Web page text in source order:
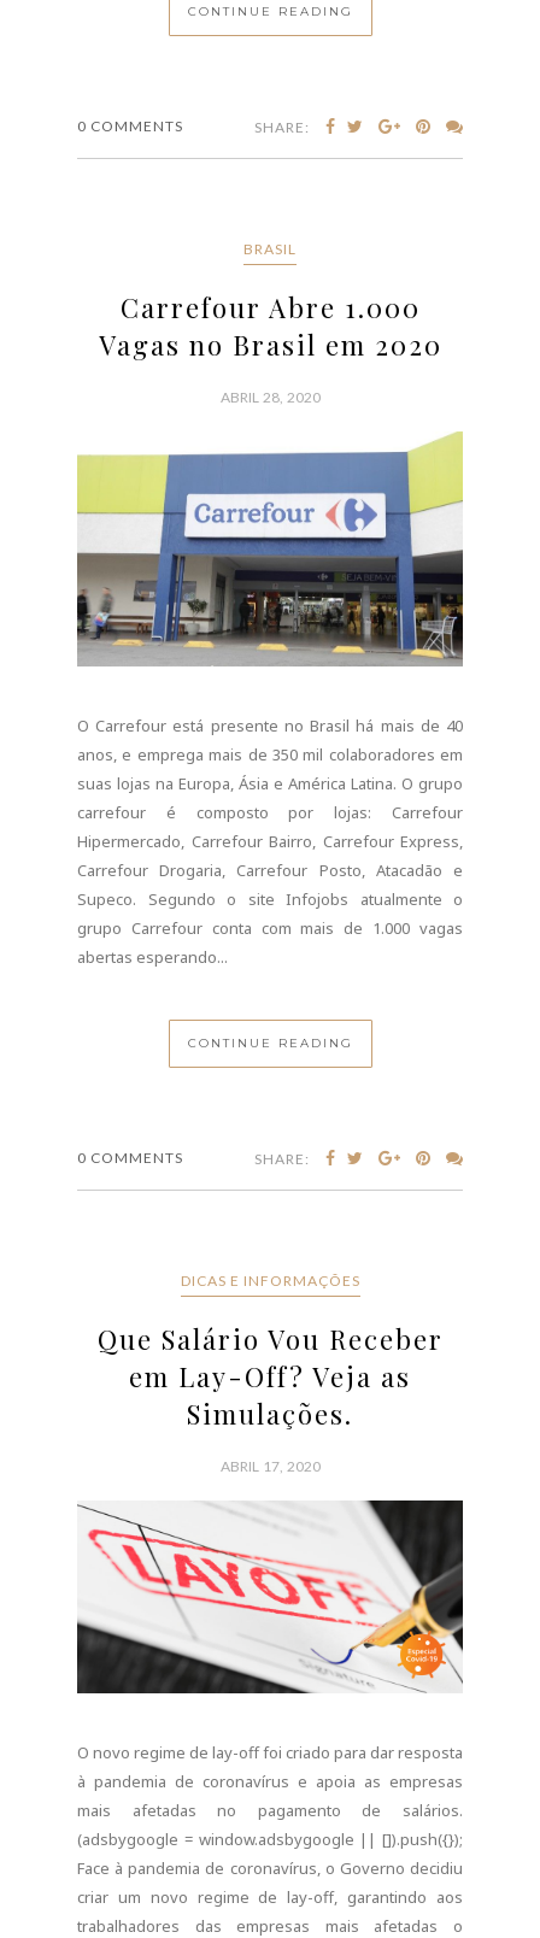
CONTINUE READING
0 COMMENTS SHARE:
BRASIL
Carrefour Abre 1.000
Vagas no Brasil em 2020
ABRIL 28, 2020
O Carrefour está presente no Brasil há mais de 40
anos, e emprega mais de 350 mil colaboradores em
suas lojas na Europa, Ásia e América Latina. O grupo
carrefour é composto por lojas: Carrefour
Hipermercado, Carrefour Bairro, Carrefour Express,
Carrefour Drogaria, Carrefour Posto, Atacadão e
Supeco. Segundo o site Infojobs atualmente o
grupo Carrefour conta com mais de 1.000 vagas
abertas esperando...
CONTINUE READING
0 COMMENTS SHARE:
DICAS E INFORMAÇÕES
Que Salário Vou Receber
em Lay-Off? Veja as
Simulações.
ABRIL 17, 2020
O novo regime de lay-off foi criado para dar resposta
à pandemia de coronavírus e apoia as empresas
mais afetadas no pagamento de salários.
(adsbygoogle = window.adsbygoogle || []).push({});
Face à pandemia de coronavírus, o Governo decidiu
criar um novo regime de lay-off, garantindo aos
trabalhadores das empresas mais afetadas o